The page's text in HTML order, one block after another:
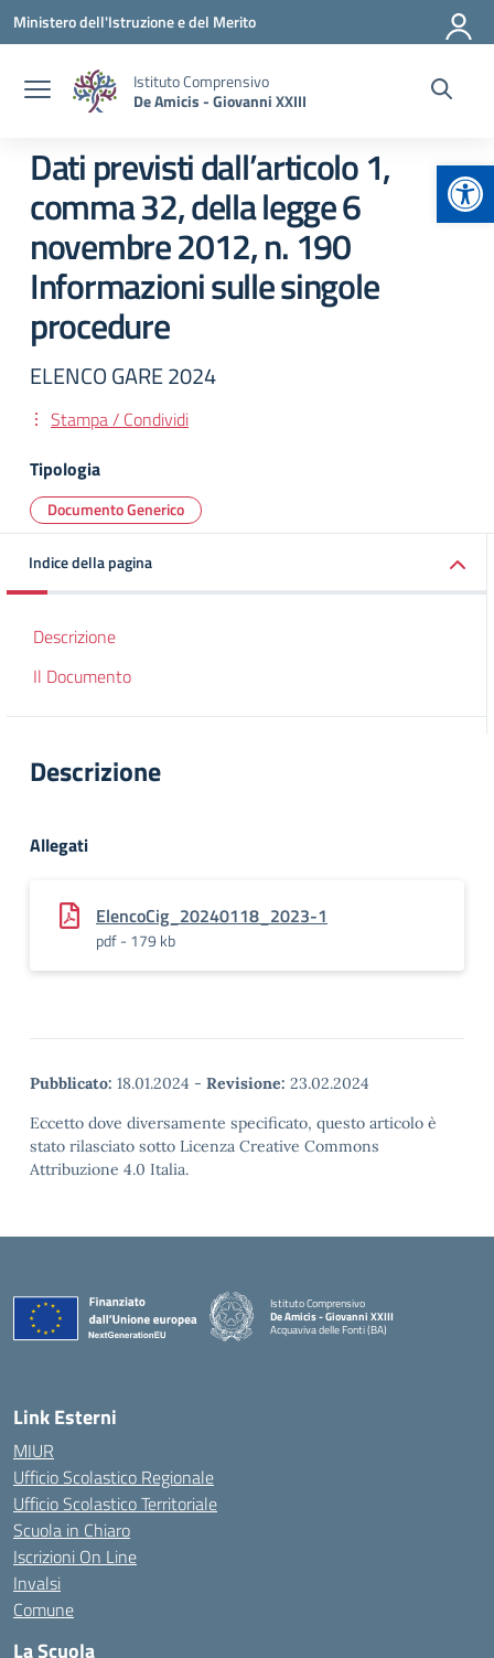
Vai ai contenuti
Vai al menu di navigazione
Vai al footer
Ministero dell'Istruzione e del Merito
Istituto Comprensivo
De Amicis - Giovanni XXIII
Dati previsti dall’articolo 1,
comma 32, della legge 6
novembre 2012, n. 190
Informazioni sulle singole
procedure
ELENCO GARE 2024
Stampa / Condividi
Tipologia
Documento Generico
Indice della pagina
Descrizione
Il Documento
Descrizione
Allegati
ElencoCig_20240118_2023-1
pdf - 179 kb
Pubblicato: 18.01.2024 - Revisione: 23.02.2024
Eccetto dove diversamente specificato, questo articolo è
stato rilasciato sotto Licenza Creative Commons
Attribuzione 4.0 Italia.
Istituto Comprensivo
De Amicis - Giovanni XXIII
Acquaviva delle Fonti (BA)
— Visita la pagina iniziale della scuola
Link Esterni
MIUR
Ufficio Scolastico Regionale
Ufficio Scolastico Territoriale
Scuola in Chiaro
Iscrizioni On Line
Invalsi
Comune
La Scuola